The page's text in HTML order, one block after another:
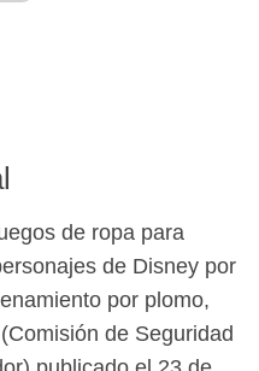
de ropa para
de Disney por
por plomo,
de Seguridad